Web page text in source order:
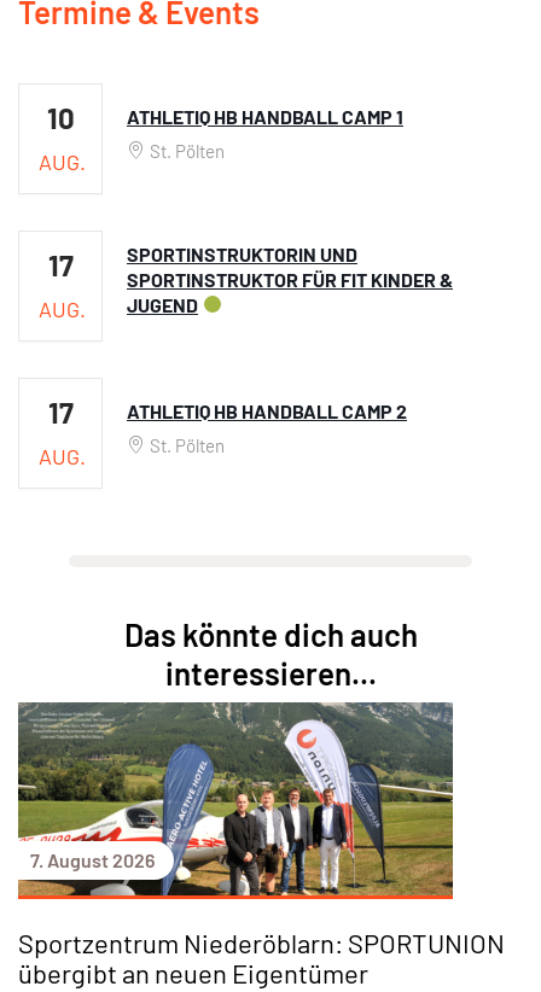
Termine & Events
10
AUG.
ATHLETIQ HB HANDBALL CAMP 1
St. Pölten
17
AUG.
SPORTINSTRUKTORIN UND
SPORTINSTRUKTOR FÜR FIT KINDER &
JUGEND
17
AUG.
ATHLETIQ HB HANDBALL CAMP 2
St. Pölten
Das könnte dich auch
interessieren...
7. August 2026
Sportzentrum Niederöblarn: SPORTUNION
übergibt an neuen Eigentümer